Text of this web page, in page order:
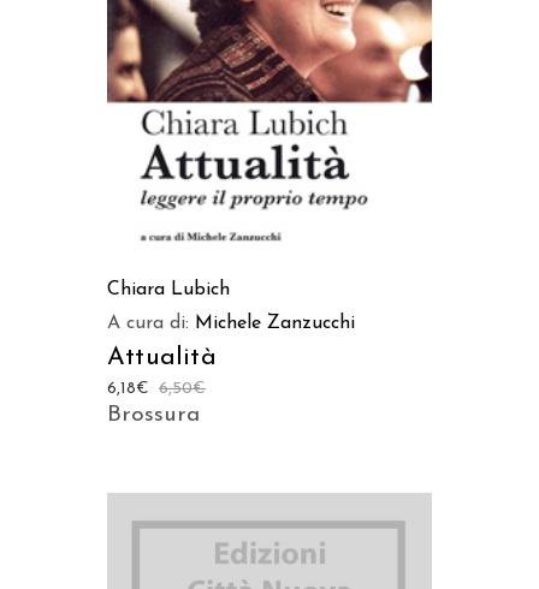
AGGIUNGI AL CARRELLO
Chiara Lubich
A cura di: Michele Zanzucchi
Attualità
6,50€
6,18€
Brossura